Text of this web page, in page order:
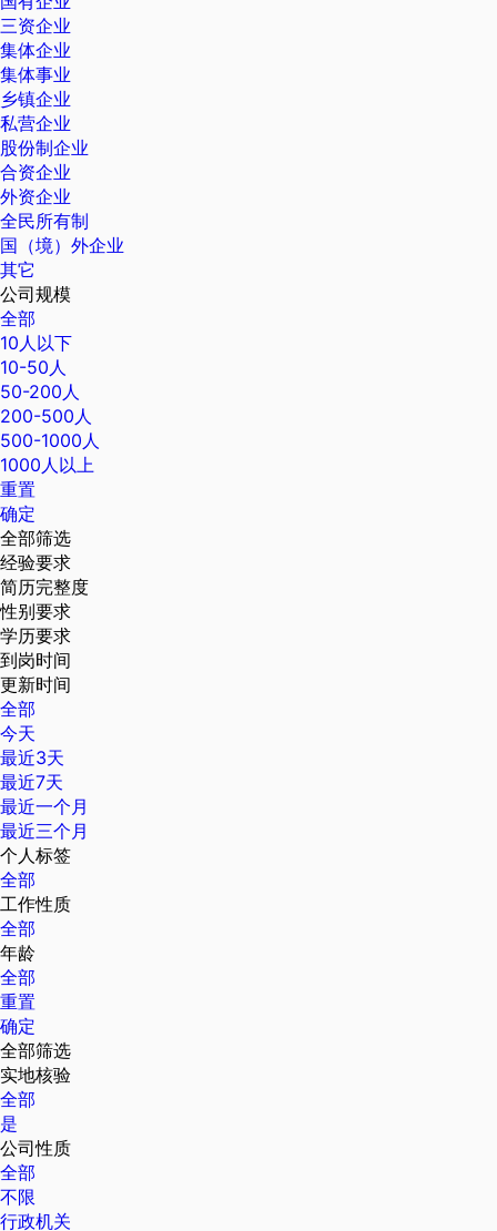
三资企业
集体企业
集体事业
乡镇企业
私营企业
股份制企业
合资企业
外资企业
全民所有制
国（境）外企业
其它
公司规模
全部
10人以下
10-50人
50-200人
200-500人
500-1000人
1000人以上
重置
确定
全部筛选
经验要求
简历完整度
性别要求
学历要求
到岗时间
更新时间
全部
今天
最近3天
最近7天
最近一个月
最近三个月
个人标签
全部
工作性质
全部
年龄
全部
重置
确定
全部筛选
实地核验
全部
是
公司性质
全部
不限
行政机关